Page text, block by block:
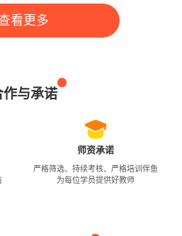
看更多
作与承诺
师资承诺
严格筛选、持续考核、严格培训伴鱼
为每位学员提供好教师